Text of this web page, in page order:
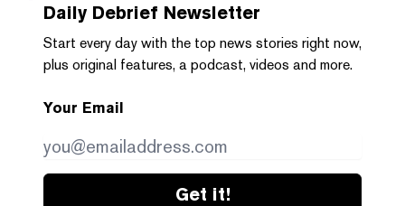
Daily Debrief Newsletter
Start every day with the top news stories right now,
plus original features, a podcast, videos and more.
Your Email
Get it!